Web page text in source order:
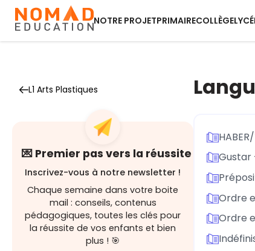
NOTRE PROJETPRIMAIRECOLLÈGE
L1 Arts Plastiques
💌 Premier pas vers la réussite
Inscrivez-vous à notre newsletter !
Chaque semaine dans votre boite
mail : conseils, contenus
pédagogiques, toutes les clés pour
la réussite de vos enfants et bien
plus ! 🎯
Gustar
Ordre
Ordre